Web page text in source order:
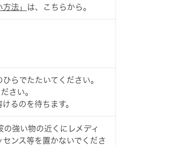
法」
は、こちらから。
らでたたいてください。
さい。
るのを待ちます。
強い物の近くにレメディ
ンス等を置かないでくださ